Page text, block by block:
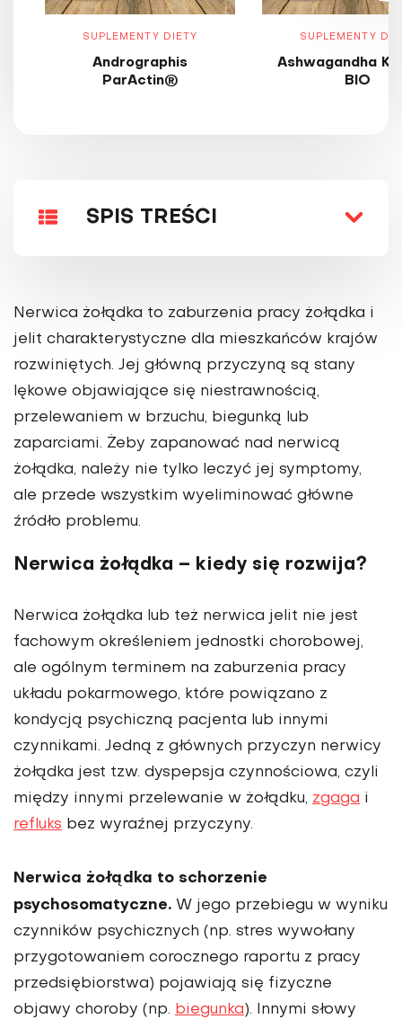
SUPLEMENTY DIETY
Andrographis
ParActin®
SUPLEMENTY
Ashwagandha
BIO
SPIS TREŚCI
Nerwica żołądka to zaburzenia pracy żołądka i
jelit charakterystyczne dla mieszkańców krajów
rozwiniętych. Jej główną przyczyną są stany
lękowe objawiające się niestrawnością,
przelewaniem w brzuchu, biegunką lub
zaparciami. Żeby zapanować nad nerwicą
żołądka, należy nie tylko leczyć jej symptomy,
ale przede wszystkim wyeliminować główne
źródło problemu.
Nerwica żołądka – kiedy się rozwija?
Nerwica żołądka lub też nerwica jelit nie jest
fachowym określeniem jednostki chorobowej,
ale ogólnym terminem na zaburzenia pracy
układu pokarmowego, które powiązano z
kondycją psychiczną pacjenta lub innymi
czynnikami. Jedną z głównych przyczyn nerwicy
żołądka jest tzw. dyspepsja czynnościowa, czyli
między innymi przelewanie w żołądku, zgaga i
refluks bez wyraźnej przyczyny.
Nerwica żołądka to schorzenie
psychosomatyczne. W jego przebiegu w wyniku
czynników psychicznych (np. stres wywołany
przygotowaniem corocznego raportu z pracy
przedsiębiorstwa) pojawiają się fizyczne
objawy choroby (np. biegunka). Innymi słowy